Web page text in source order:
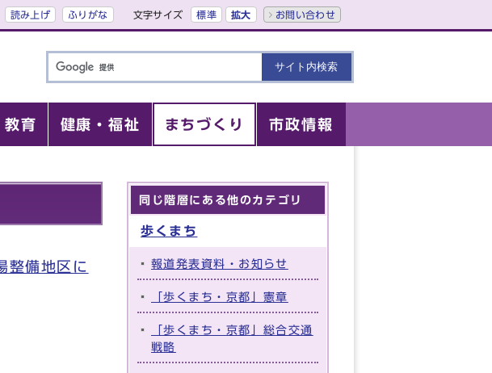
読み上げ ふりがな 文字サイズ 標準 拡大 お問い合わせ
教育 健康・福祉 まちづくり 市政情報
整備地区に
同じ階層にある他のカテゴリ
歩くまち
報道発表資料・お知らせ
「歩くまち・京都」憲章
「歩くまち・京都」総合交通
戦略